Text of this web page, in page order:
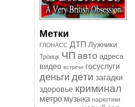
Метки
ГЛОНАСС ДТП Лужники
Троицк ЧП авто адреса
видео встречи госуслуги
деньги дети загадки
здоровье криминал
метро музыка наркотики